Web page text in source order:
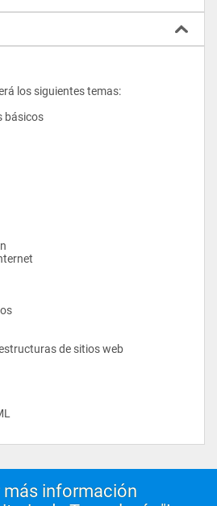
los siguientes temas:
básicos
de sitios web
más información